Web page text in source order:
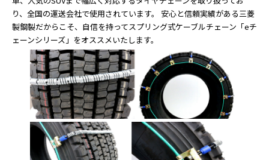
り、全国の運送会社で使用されています。 安心と信頼実績がある三菱
製鋼製だからこそ、自信を持ってスプリング式ケーブルチェーン「eチ
ェーンシリーズ」をオススメいたします。